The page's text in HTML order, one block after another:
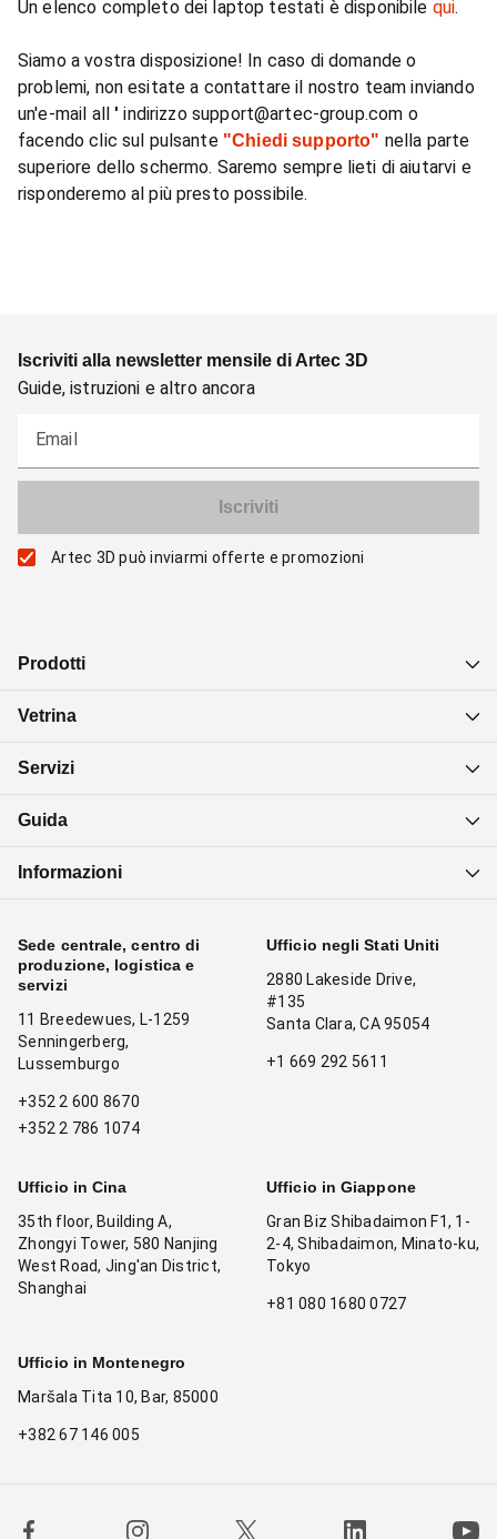
Un elenco completo dei laptop testati è disponibile qui.
Siamo a vostra disposizione! In caso di domande o
problemi, non esitate a contattare il nostro team inviando
un'e-mail all' indirizzo support@artec-group.com o
facendo clic sul pulsante "Chiedi supporto" nella parte
superiore dello schermo. Saremo sempre lieti di aiutarvi e
risponderemo al più presto possibile.
Iscriviti alla newsletter mensile di Artec 3D
Guide, istruzioni e altro ancora
Email
Artec 3D può inviarmi offerte e promozioni
Prodotti
Vetrina
Servizi
Guida
Informazioni
Sede centrale, centro di
produzione, logistica e
servizi
11 Breedewues, L-1259
Senningerberg,
Lussemburgo
+352 2 600 8670
+352 2 786 1074
Ufficio negli Stati Uniti
2880 Lakeside Drive,
#135
Santa Clara, CA 95054
+1 669 292 5611
Ufficio in Cina
35th floor, Building A,
Zhongyi Tower, 580 Nanjing
West Road, Jing'an District,
Shanghai
Ufficio in Giappone
Gran Biz Shibadaimon F1, 1-
2-4, Shibadaimon, Minato-ku,
Tokyo
+81 080 1680 0727
Ufficio in Montenegro
Maršala Tita 10, Bar, 85000
+382 67 146 005